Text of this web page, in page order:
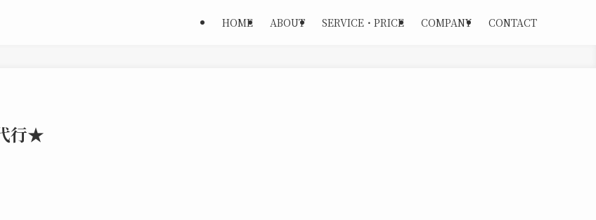
HOME ABOUT SERVICE・PRICE COMPANY CONTACT
行★